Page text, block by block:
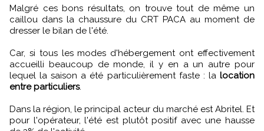
Malgré ces bons résultats, on trouve tout de même un
caillou dans la chaussure du CRT PACA au moment de
dresser le bilan de l'été.
Car, si tous les modes d'hébergement ont effectivement
accueilli beaucoup de monde, il y en a un autre pour
lequel la saison a été particulièrement faste : la location
entre particuliers.
Dans la région, le principal acteur du marché est Abritel. Et
pour l'opérateur, l'été est plutôt positif avec une hausse